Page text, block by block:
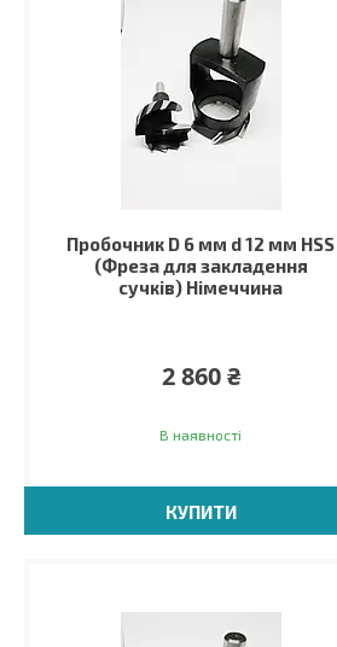
Пробочник D 6 мм d 12 мм HSS
(Фреза для закладення
сучків) Німеччина
2 860 ₴
В наявності
КУПИТИ